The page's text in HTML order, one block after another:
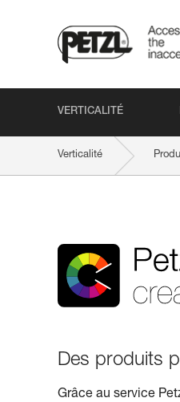
VERTICALITÉ
Verticalité
Des produits
Grâce au service